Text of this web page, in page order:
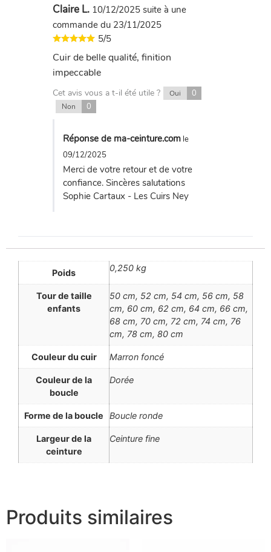
Claire L. 10/12/2025 suite à une
commande du 23/11/2025
5/5
Cuir de belle qualité, finition
impeccable
Cet avis vous a t-il été utile ? Oui 0
Non 0
Réponse de ma-ceinture.comle
09/12/2025
Merci de votre retour et de votre
confiance. Sincères salutations
Sophie Cartaux - Les Cuirs Ney
Poids 0,250 kg
Tour de taille
enfants
50 cm, 52 cm, 54 cm, 56 cm, 58
cm, 60 cm, 62 cm, 64 cm, 66 cm,
68 cm, 70 cm, 72 cm, 74 cm, 76
cm, 78 cm, 80 cm
Couleur du cuir Marron foncé
Couleur de la
boucle
Dorée
Forme de la boucle Boucle ronde
Largeur de la
ceinture
Ceinture fine
Produits similaires